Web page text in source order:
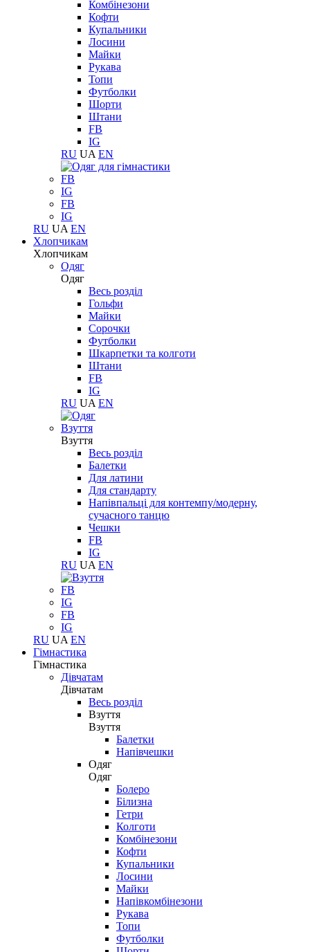
Комбінезони
Кофти
Купальники
Лосини
Майки
Рукава
Топи
Футболки
Шорти
Штани
FB
IG
RU UA EN
FB
IG
FB
IG
RU UA EN
Хлопчикам
Хлопчикам
Одяг
Одяг
Весь розділ
Гольфи
Майки
Сорочки
Футболки
Шкарпетки та колготи
Штани
FB
IG
RU UA EN
Взуття
Взуття
Весь розділ
Балетки
Для латини
Для стандарту
Напівпальці для контемпу/модерну,
сучасного танцю
Чешки
FB
IG
RU UA EN
FB
IG
FB
IG
RU UA EN
Гімнастика
Гімнастика
Дівчатам
Дівчатам
Весь розділ
Взуття
Взуття
Балетки
Напівчешки
Одяг
Одяг
Болеро
Білизна
Гетри
Колготи
Комбінезони
Кофти
Купальники
Лосини
Майки
Напівкомбінезони
Рукава
Топи
Футболки